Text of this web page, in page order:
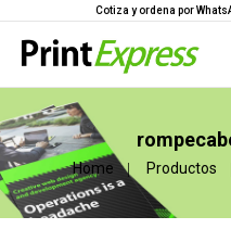
Cotiza y ordena por
Home Productos